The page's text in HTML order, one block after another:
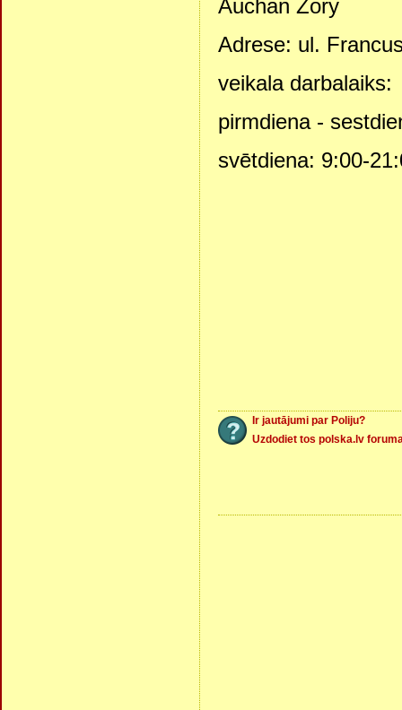
Auchan Żory
Adrese: ul.
veikala darbalaiks:
pirmdiena -
svētdiena: 9:00-
Ir jautājumi par Poliju?
Uzdodiet tos polska.lv